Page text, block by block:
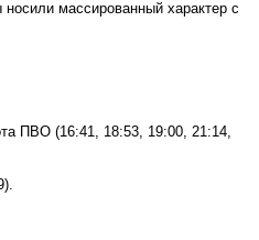
массированный характер с
ПВО (16:41, 18:53, 19:00, 21:14,